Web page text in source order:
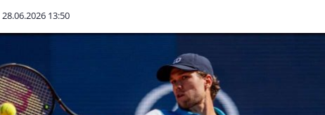
28.06.2026 13:50